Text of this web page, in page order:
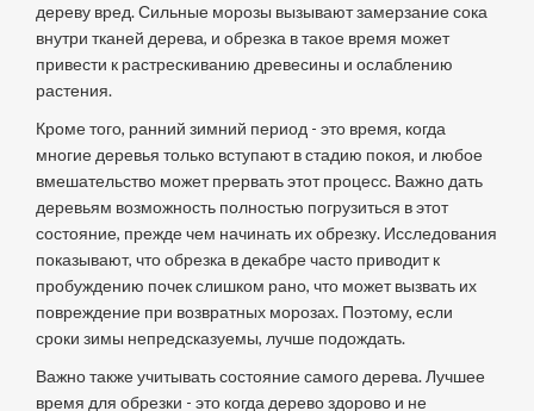
дереву вред. Сильные морозы вызывают замерзание сока
внутри тканей дерева, и обрезка в такое время может
привести к растрескиванию древесины и ослаблению
растения.
Кроме того, ранний зимний период - это время, когда
многие деревья только вступают в стадию покоя, и любое
вмешательство может прервать этот процесс. Важно дать
деревьям возможность полностью погрузиться в этот
состояние, прежде чем начинать их обрезку. Исследования
показывают, что обрезка в декабре часто приводит к
пробуждению почек слишком рано, что может вызвать их
повреждение при возвратных морозах. Поэтому, если
сроки зимы непредсказуемы, лучше подождать.
Важно также учитывать состояние самого дерева. Лучшее
время для обрезки - это когда дерево здорово и не